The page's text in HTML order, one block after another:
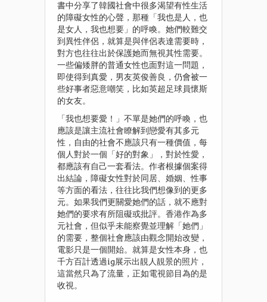
書中分享了韓國社會中很多渴望有性生活
的障礙女性的心聲，那種「我也是人，也
是女人，我也想要」的呼喚。她們較難交
到異性伴侶，就算是與伴侶表達需要時，
對方也往往出於保護她而無視其性需要。
一些偏矮胖的普通女性也面對這一問題，
即使得到真愛，男友英俊善良，仍會被一
些好事者惡意嘲笑，比如英超足球員懷斯
的女友。
「我也想要愛！」不單是她們的呼喚，也
應該是讓主流社會瞭解到戀愛有其多元
性，自由的社會不應該只有一種價值，每
個人對於一個「好的對象」，對於性愛，
都應該有自己一套看法。作者根據個案得
出結論，障礙女性對於同居、婚姻、性事
等方面的看法，往往比我們想像到的更多
元。如果我們更關愛她們的話，就不應對
她們的要求有所阻礙或批評。香港作為多
元社會，但似乎未能察覺並理解「她們」
的需要，整個社會應該由觀念開始改變，
電影只是一個開始。就算是女性本身，也
千方百計透過ig展示出靚人靚景的照片，
這當然只為了流量，正如電視節目為的是
收視。